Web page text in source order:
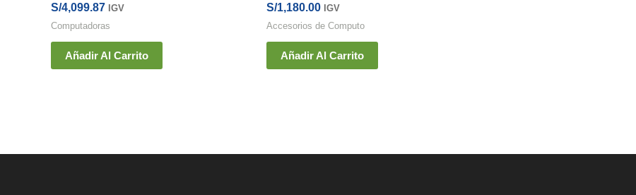
S/4,099.87 IGV
Computadoras
Añadir Al Carrito
S/1,180.00 IGV
Accesorios de Computo
Añadir Al Carrito